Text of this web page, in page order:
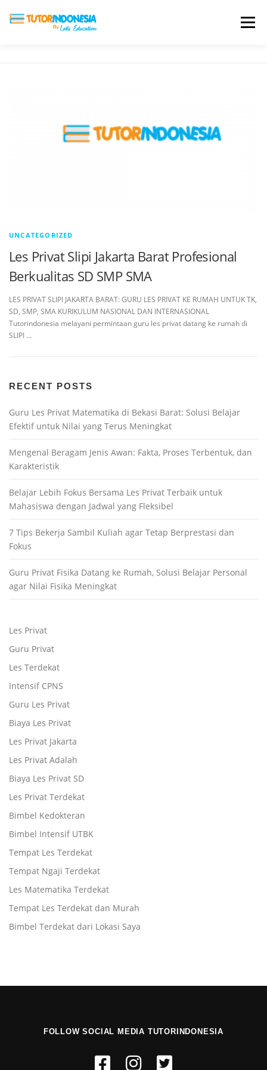
Menu
UNCATEGORIZED
Les Privat Slipi Jakarta Barat Profesional
Berkualitas SD SMP SMA
LES PRIVAT SLIPI JAKARTA BARAT: GURU LES PRIVAT KE RUMAH UNTUK TK,
SD, SMP, SMA KURIKULUM NASIONAL DAN INTERNASIONAL
Tutorindonesia melayani permintaan guru les privat datang ke rumah di
SLIPI …
RECENT POSTS
Guru Les Privat Matematika di Bekasi Barat: Solusi Belajar
Efektif untuk Nilai yang Terus Meningkat
Mengenal Beragam Jenis Awan: Fakta, Proses Terbentuk, dan
Karakteristik
Belajar Lebih Fokus Bersama Les Privat Terbaik untuk
Mahasiswa dengan Jadwal yang Fleksibel
7 Tips Bekerja Sambil Kuliah agar Tetap Berprestasi dan
Fokus
Guru Privat Fisika Datang ke Rumah, Solusi Belajar Personal
agar Nilai Fisika Meningkat
Les Privat
Guru Privat
Les Terdekat
Intensif CPNS
Guru Les Privat
Biaya Les Privat
Les Privat Jakarta
Les Privat Adalah
Biaya Les Privat SD
Les Privat Terdekat
Bimbel Kedokteran
Bimbel Intensif UTBK
Tempat Les Terdekat
Tempat Ngaji Terdekat
Les Matematika Terdekat
Tempat Les Terdekat dan Murah
Bimbel Terdekat dari Lokasi Saya
FOLLOW SOCIAL MEDIA TUTORINDONESIA